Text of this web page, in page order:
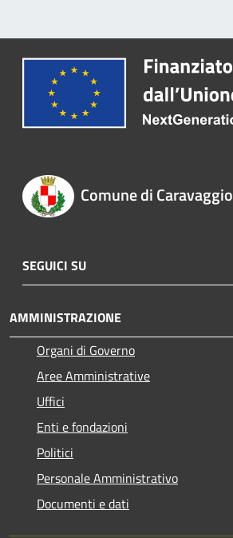
Comune di Caravaggio
SEGUICI SU
AMMINISTRAZIONE
Organi di Governo
Aree Amministrative
Uffici
Enti e fondazioni
Politici
Personale Amministrativo
Documenti e dati